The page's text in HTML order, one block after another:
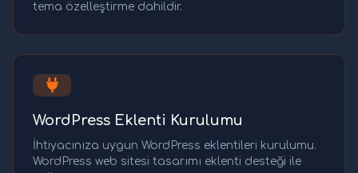
tema özelleştirme dahildir.
WordPress Eklenti Kurulumu
İhtiyacınıza uygun WordPress eklentileri kurulumu.
WordPress web sitesi tasarımı eklenti desteği ile